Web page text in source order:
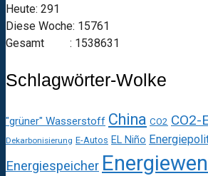
Heute: 291
Diese Woche: 15761
Gesamt : 1538631
Schlagwörter-Wolke
"grüner" Wasserstoff China CO2 CO2-
Dekarbonisierung E-Autos EL Niño
Energiespeicher